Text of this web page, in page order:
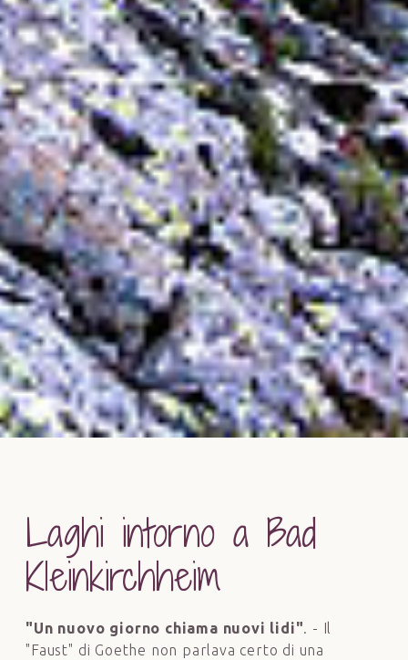
Laghi intorno a Bad
Kleinkirchheim
"Un nuovo giorno chiama nuovi lidi". - Il
"Faust" di Goethe non parlava certo di una